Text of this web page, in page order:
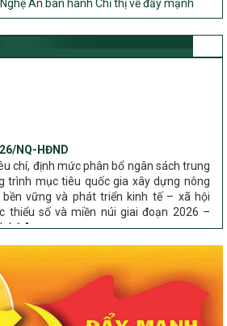
tiêu quốc gia xây dựng nông thôn mới,
giai đoạn 2026 – 2030 trên địa bàn tỉnh
chí, định mức phân bổ ngân sách trung
trình mục tiêu quốc gia xây dựng nông
vững và phát triển kinh tế – xã hội
thiểu số và miền núi giai đoạn 2026 –
An
trình mục tiêu quốc gia xây dựng
bền vững và phát triển kinh tế – xã
thiểu số và miền núi giai đoạn 2026 –
An